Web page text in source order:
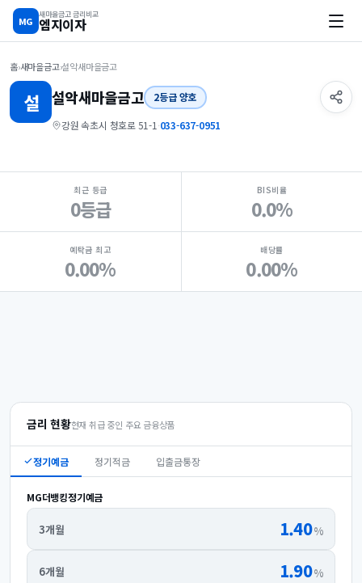
MG
새마을금고 금리비교
엠지이자
홈›새마을금고›설악새마을금고
설 설악새마을금고 2등급 양호
강원 속초시 청호로 51-1 ·033-637-0951
지점 핵심 지표 요약
최근 등급
0등급
BIS비율
0.0%
예탁금 최고
0.00%
배당률
0.00%
금리 현황현재 취급 중인 주요 금융상품
정기예금 정기적금 입출금통장
MG더뱅킹정기예금
3개월 1.40%
6개월 1.90%